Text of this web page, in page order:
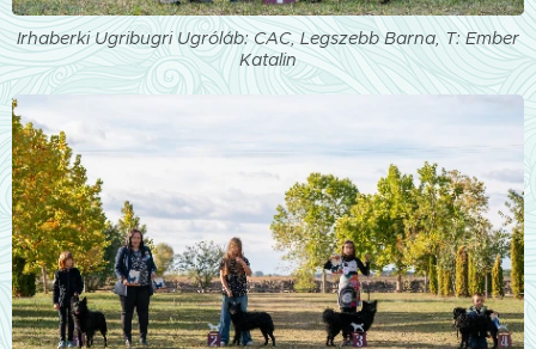
Irhaberki Ugribugri Ugróláb: CAC, Legszebb Barna, T: Ember
Katalin